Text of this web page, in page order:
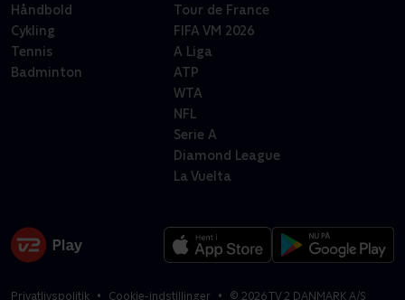
Håndbold
Cykling
Tennis
Badminton
Tour de France
FIFA VM 2026
A Liga
ATP
WTA
NFL
Serie A
Diamond League
La Vuelta
Privatlivspolitik Cookie-indstillinger © 2026TV 2 DANMARK A/S